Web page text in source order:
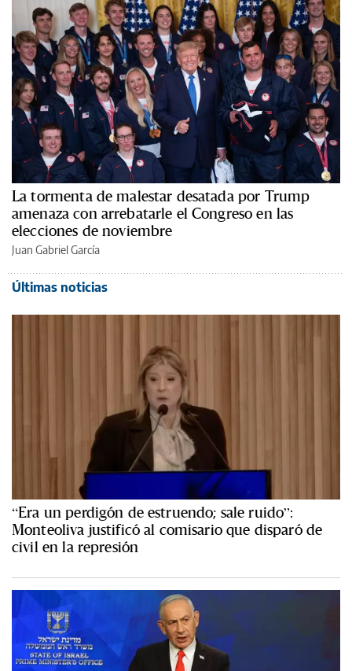
La tormenta de malestar desatada por Trump
amenaza con arrebatarle el Congreso en las
elecciones de noviembre
Juan Gabriel García
Últimas noticias
“Era un perdigón de estruendo; sale ruido”:
Monteoliva justificó al comisario que disparó de
civil en la represión